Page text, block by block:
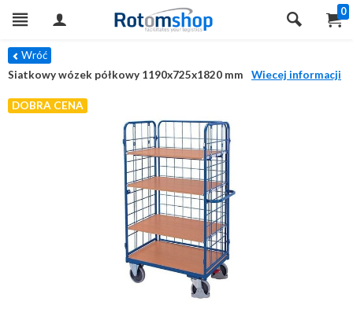
0
Wróć
Siatkowy wózek półkowy 1190x725x1820 mm
Wiecej informacji
DOBRA CENA